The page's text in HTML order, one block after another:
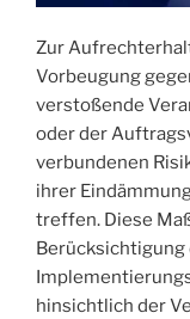
Zur
Vorbeugung
verstoßende
oder der
verbundenen
ihrer
treffen. Diese
Berücksichtigung
hinsichtlich der